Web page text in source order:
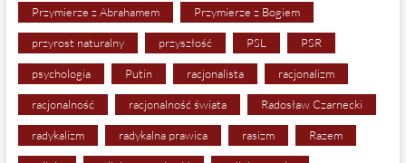
Przymierze z Abrahamem Przymierze z Bogiem
przyrost naturalny przyszłość PSL PSR
psychologia Putin racjonalista racjonalizm
racjonalność racjonalność świata Radosław Czarnecki
radykalizm radykalna prawica rasizm Razem